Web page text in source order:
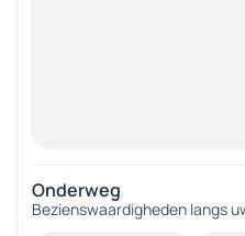
Onderweg
Bezienswaardigheden langs